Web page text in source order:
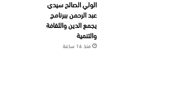
الولي الصالح سيدي
عبد الرحمن ببرنامج
يجمع الدين والثقافة
والتنمية
منذ 16 ساعة